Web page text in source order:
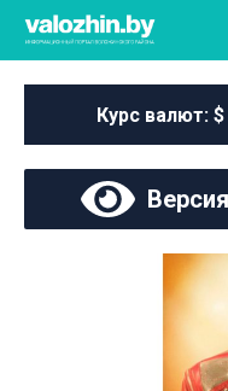
Курс валют: $